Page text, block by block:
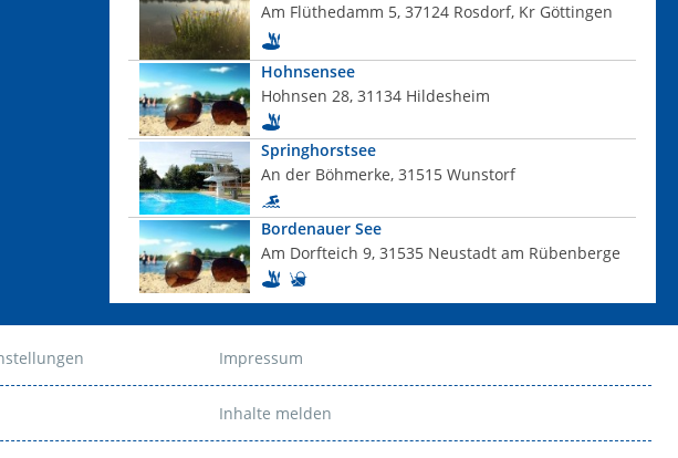
Am Flüthedamm 5, 37124 Rosdorf, Kr Göttingen
Hohnsensee
Hohnsen 28, 31134 Hildesheim
Springhorstsee
An der Böhmerke, 31515 Wunstorf
Bordenauer See
Am Dorfteich 9, 31535 Neustadt am Rübenberge
Impressum
Inhalte melden